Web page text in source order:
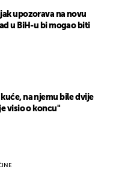
upozorava na novu
u BiH-u bi mogao biti
na njemu bile dvije
visio o koncu"